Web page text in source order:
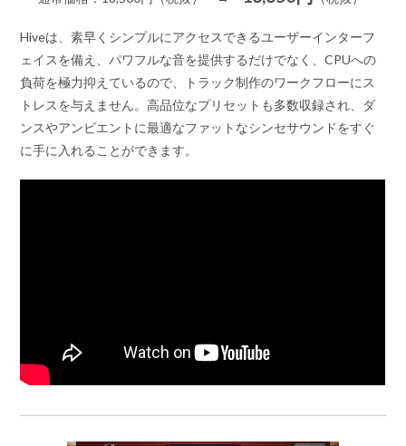
Hiveは、素早くシンプルにアクセスできるユーザーインターフ
ェイスを備え、パワフルな音を提供するだけでなく、CPUへの
負荷を極力抑えているので、トラック制作のワークフローにス
トレスを与えません。高品位なプリセットも多数収録され、ダ
ンスやアンビエントに最適なファットなシンセサウンドをすぐ
に手に入れることができます。